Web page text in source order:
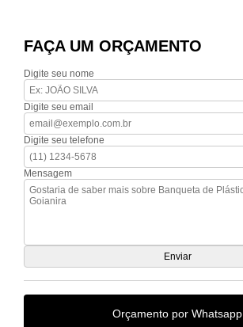
FAÇA UM ORÇAMENTO
Digite seu nome
Digite seu email
Digite seu telefone
Mensagem
Orçamento por Whatsapp